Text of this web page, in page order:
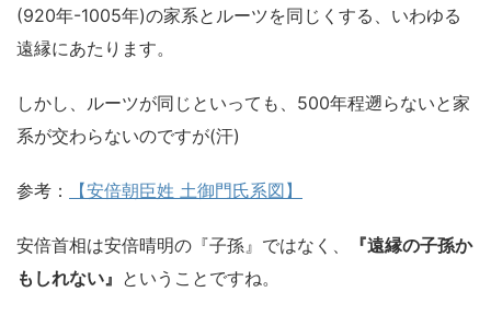
(920年-1005年)の家系とルーツを同じくする、いわゆる
遠縁にあたります。
しかし、ルーツが同じといっても、500年程遡らないと家
系が交わらないのですが(汗)
参考： 【安倍朝臣姓 土御門氏系図】
安倍首相は安倍晴明の『子孫』ではなく、
『遠縁の子孫か
もしれない』 ということですね。